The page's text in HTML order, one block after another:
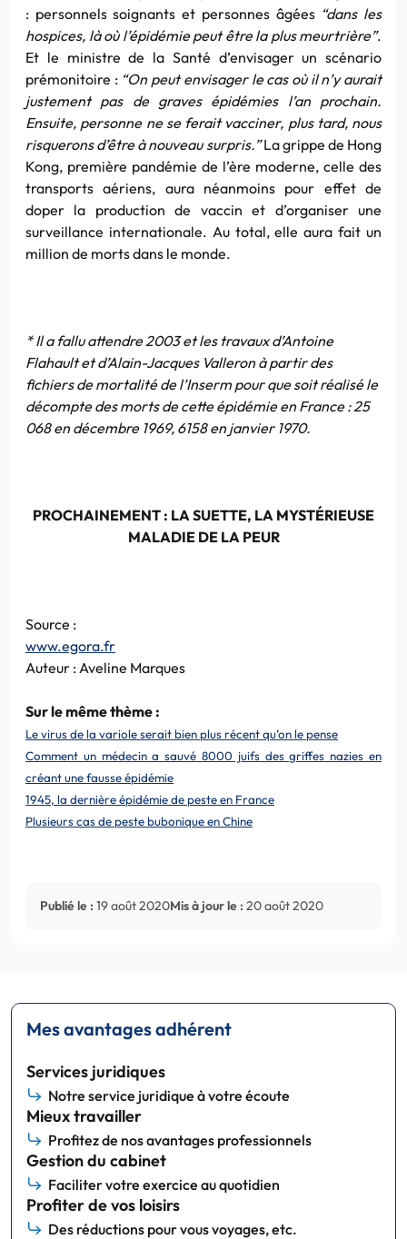
: personnels soignants et personnes âgées “dans les
hospices, là où l’épidémie peut être la plus meurtrière”.
Et le ministre de la Santé d’envisager un scénario
prémonitoire : “On peut envisager le cas où il n’y aurait
justement pas de graves épidémies l’an prochain.
Ensuite, personne ne se ferait vacciner, plus tard, nous
risquerons d’être à nouveau surpris.”La grippe de Hong
Kong, première pandémie de l’ère moderne, celle des
transports aériens, aura néanmoins pour effet de
doper la production de vaccin et d’organiser une
surveillance internationale. Au total, elle aura fait un
million de morts dans le monde.
* Il a fallu attendre 2003 et les travaux d’Antoine
Flahault et d’Alain-Jacques Valleron à partir des
fichiers de mortalité de l’Inserm pour que soit réalisé le
décompte des morts de cette épidémie en France : 25
068 en décembre 1969, 6158 en janvier 1970.
PROCHAINEMENT : LA SUETTE, LA MYSTÉRIEUSE
MALADIE DE LA PEUR
Source :
www.egora.fr
Auteur : Aveline Marques
Sur le même thème :
Le virus de la variole serait bien plus récent qu’on le pense
Comment un médecin a sauvé 8000 juifs des griffes nazies en
créant une fausse épidémie
1945, la dernière épidémie de peste en France
Plusieurs cas de peste bubonique en Chine
Publié le : 19 août 2020Mis à jour le : 20 août 2020
Mes avantages adhérent
Services juridiques
Notre service juridique à votre écoute
Mieux travailler
Profitez de nos avantages professionnels
Gestion du cabinet
Faciliter votre exercice au quotidien
Profiter de vos loisirs
Des réductions pour vous voyages, etc.